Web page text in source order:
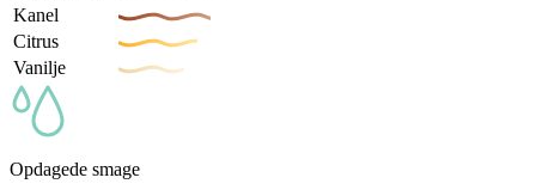
Kanel
Citrus
Vanilje
Opdagede smage